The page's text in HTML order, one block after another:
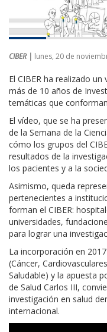
CIBER | lunes, 20 de
El CIBER ha realizado
más de 10 años de
temáticas que
El vídeo, que se ha
de la Semana de la
cómo los grupos del
resultados de la
los pacientes y a la
Asimismo, queda
pertenecientes a
forman el CIBER:
universidades,
para lograr una
La incorporación en
(Cáncer,
Saludable) y la apuesta
de Salud Carlos III,
investigación en salud
internacional.